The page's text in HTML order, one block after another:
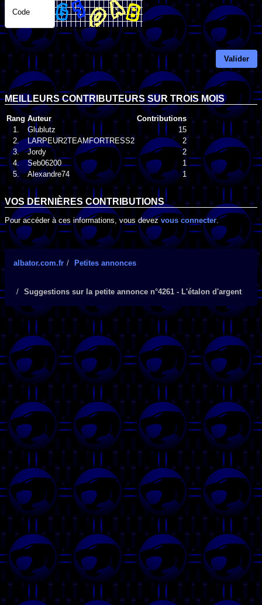
Code
Valider
MEILLEURS CONTRIBUTEURS SUR TROIS MOIS
Rang Auteur
Contributions
1.
Glublutz
15
2.
LARPEUR2TEAMFORTRESS2
2
3.
Jordy
2
4.
Seb06200
1
5.
Alexandre74 1
VOS DERNIÈRES CONTRIBUTIONS
Pour accéder à ces informations, vous devezvous connecter.
albator.com.fr Petites annonces
Suggestions sur la petite annonce n°4261 - L'étalon d'argent